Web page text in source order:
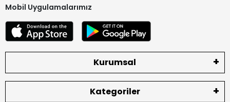
Mobil Uygulamalarımız
Kurumsal
Kategoriler